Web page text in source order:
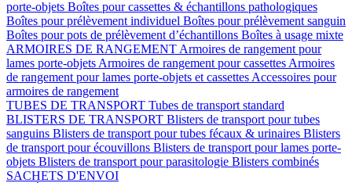
porte-objets Boîtes pour cassettes & échantillons pathologiques
Boîtes pour prélèvement individuel Boîtes pour prélèvement sanguin
Boîtes pour pots de prélèvement d’échantillons Boîtes à usage mixte
ARMOIRES DE RANGEMENT Armoires de rangement pour
lames porte-objets Armoires de rangement pour cassettes Armoires
de rangement pour lames porte-objets et cassettes Accessoires pour
armoires de rangement
TUBES DE TRANSPORT Tubes de transport standard
BLISTERS DE TRANSPORT Blisters de transport pour tubes
sanguins Blisters de transport pour tubes fécaux & urinaires Blisters
de transport pour écouvillons Blisters de transport pour lames porte-
objets Blisters de transport pour parasitologie Blisters combinés
SACHETS D'ENVOI